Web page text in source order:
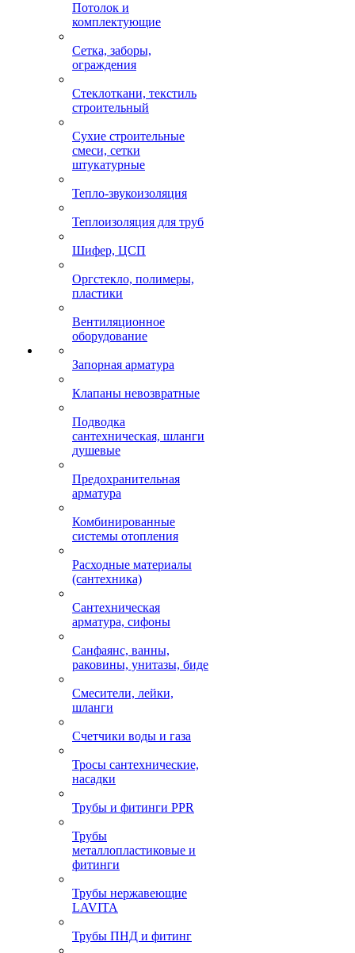
Потолок и
комплектующие
Сетка, заборы,
ограждения
Стеклоткани, текстиль
строительный
Сухие строительные
смеси, сетки
штукатурные
Тепло-звукоизоляция
Теплоизоляция для труб
Шифер, ЦСП
Оргстекло, полимеры,
пластики
Вентиляционное
оборудование
Запорная арматура
Клапаны невозвратные
Подводка
сантехническая, шланги
душевые
Предохранительная
арматура
Комбинированные
системы отопления
Расходные материалы
(сантехника)
Сантехническая
арматура, сифоны
Санфаянс, ванны,
раковины, унитазы, биде
Смесители, лейки,
шланги
Счетчики воды и газа
Тросы сантехнические,
насадки
Трубы и фитинги PPR
Трубы
металлопластиковые и
фитинги
Трубы нержавеющие
LAVITA
Трубы ПНД и фитинг